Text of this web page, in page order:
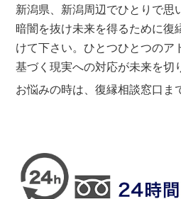
新潟県、新潟周辺でひとりで思
暗闇を抜け未来を得るために復
けて下さい。ひとつひとつのア
基づく現実への対応が未来を切
お悩みの時は、復縁相談窓口ま